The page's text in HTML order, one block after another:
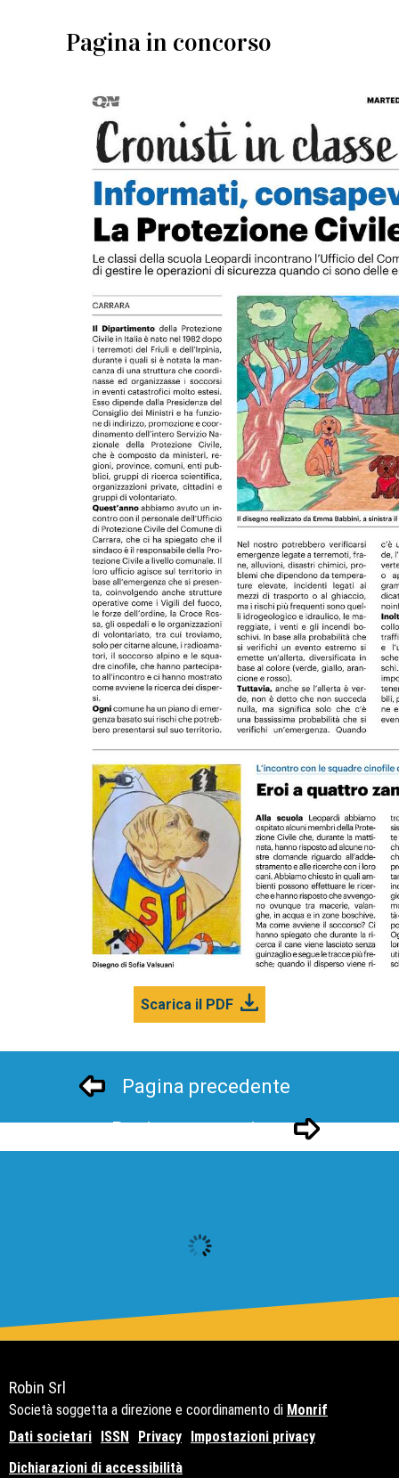
Pagina in concorso
Scarica il PDF
Pagina precedente
Pagina successivo
Robin Srl
Società soggetta a direzione e coordinamento di Monrif
Dati societari
ISSN Privacy
Impostazioni privacy
Dichiarazioni di accessibilità